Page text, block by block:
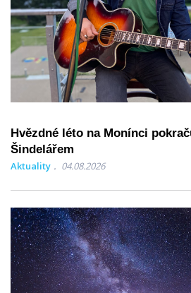
Hvězdné léto na Monínci
Šindelářem
Aktuality 04.08.2026